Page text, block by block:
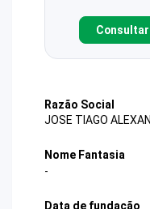
Razão Social
JOSE TIAGO
Nome Fantasia
-
Data de fundação